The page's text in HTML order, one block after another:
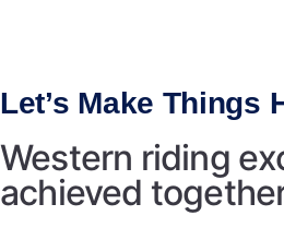
Let’s Make Things
Western riding
achieved